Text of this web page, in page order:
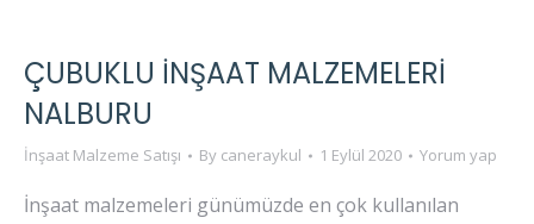
ÇUBUKLU İNŞAAT MALZEMELERI
NALBURU
İnşaat Malzeme Satışı By caneraykul 1 Eylül 2020 Yorum yap
İnşaat malzemeleri günümüzde en çok kullanılan